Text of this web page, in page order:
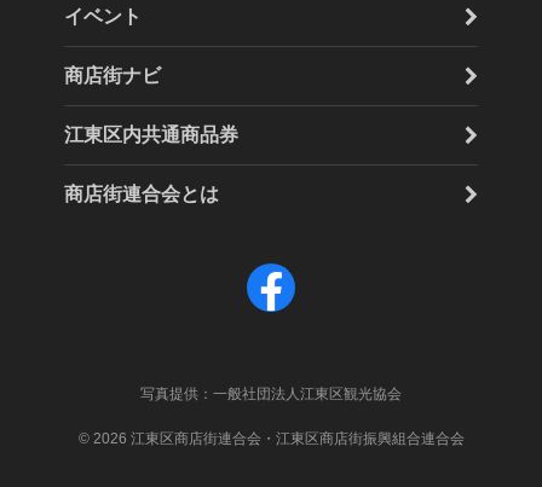
イベント
商店街ナビ
江東区内共通商品券
商店街連合会とは
c
e
写真提供：一般社団法人江東区観光協会
© 2026 江東区商店街連合会・江東区商店街振興組合連合会